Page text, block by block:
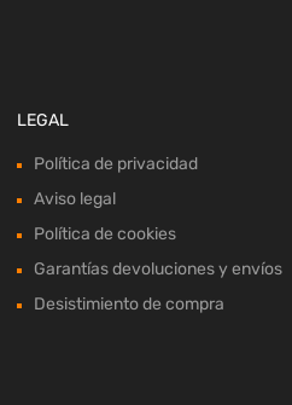
LEGAL
Política de privacidad
Aviso legal
Política de cookies
Garantías devoluciones y envíos
Desistimiento de compra